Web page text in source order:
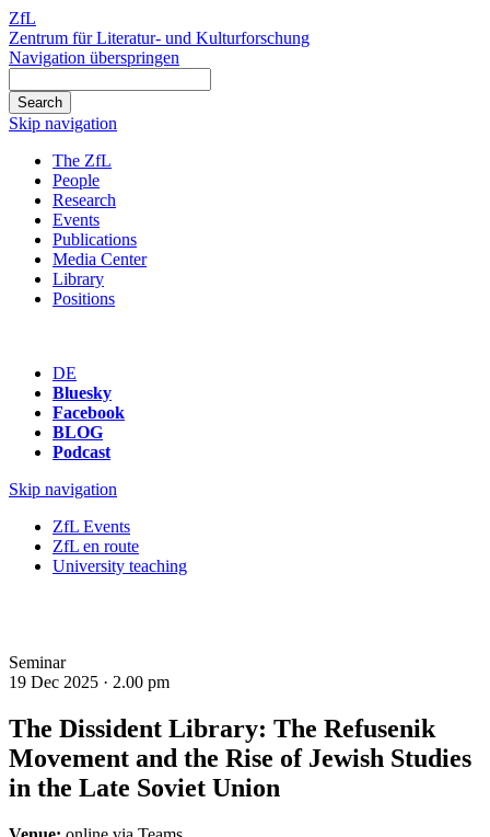
ZfL
Zentrum für Literatur- und Kulturforschung
Navigation überspringen
Skip navigation
The ZfL
People
Research
Events
Publications
Media Center
Library
Positions
DE
Bluesky
Facebook
BLOG
Podcast
Skip navigation
ZfL Events
ZfL en route
University teaching
Seminar
19 Dec 2025 · 2.00 pm
The Dissident Library: The Refusenik
Movement and the Rise of Jewish Studies
in the Late Soviet Union